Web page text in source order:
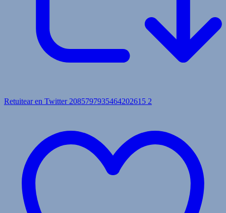
Retuitear en Twitter 2085797935464202615 2